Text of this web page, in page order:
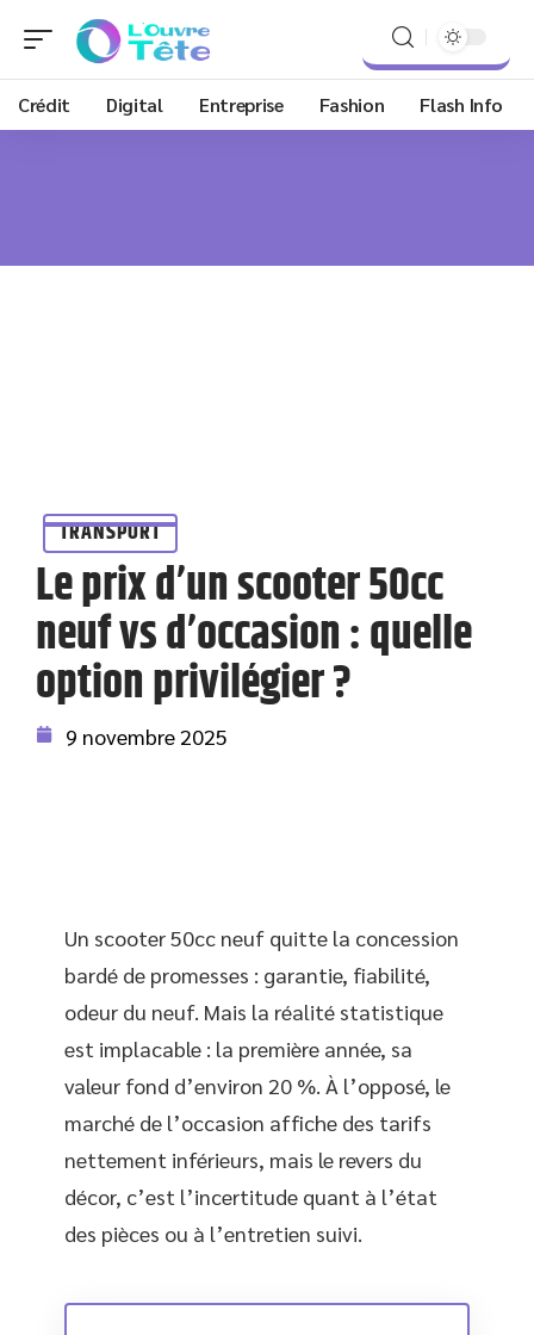
Crédit Digital Entreprise Fashion Flash Info
TRANSPORT
Le prix d’un scooter 50cc
neuf vs d’occasion : quelle
option privilégier ?
9 novembre 2025
Un scooter 50cc neuf quitte la concession
bardé de promesses : garantie, fiabilité,
odeur du neuf. Mais la réalité statistique
est implacable : la première année, sa
valeur fond d’environ 20 %. À l’opposé, le
marché de l’occasion affiche des tarifs
nettement inférieurs, mais le revers du
décor, c’est l’incertitude quant à l’état
des pièces ou à l’entretien suivi.